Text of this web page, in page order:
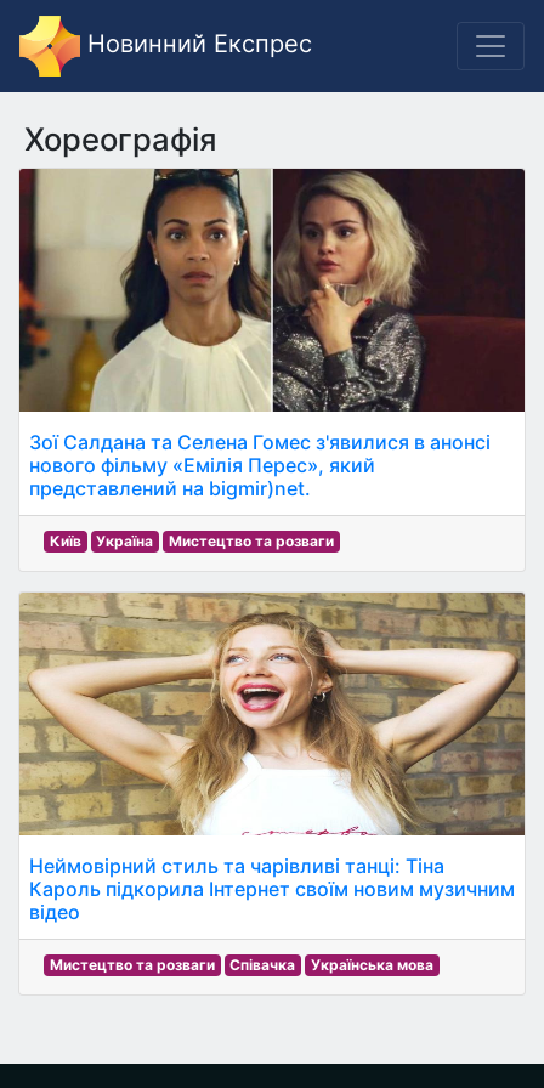
Новинний Експрес
Хореографія
Зої Салдана та Селена Гомес з'явилися в анонсі
нового фільму «Емілія Перес», який
представлений на bigmir)net.
Київ Україна Мистецтво та розваги
Неймовірний стиль та чарівливі танці: Тіна
Кароль підкорила Інтернет своїм новим музичним
відео
Мистецтво та розваги Співачка Українська мова